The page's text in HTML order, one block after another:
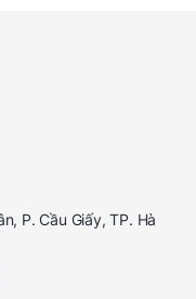
P. Cầu Giấy, TP. Hà